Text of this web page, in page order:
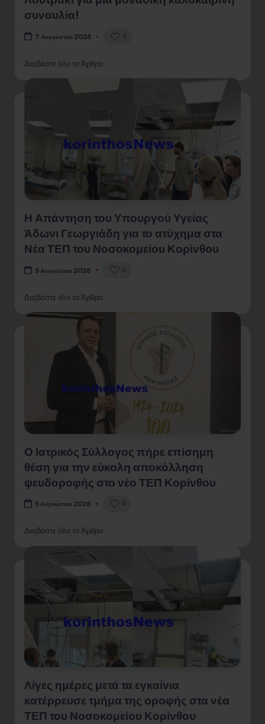
συναυλία!
7 Αυγούστου 2026 0
Διαβάστε όλο το Άρθρο
Η Απάντηση του Υπουργού Υγείας
Άδωνι Γεωργιάδη για το ατύχημα στα
Νέα ΤΕΠ του Νοσοκομείου Κορίνθου
5 Αυγούστου 2026 0
Διαβάστε όλο το Άρθρο
Ο Ιατρικός Σύλλογος πήρε επίσημη
θέση για την εύκολη αποκόλληση
ψευδοροφής στο νέο ΤΕΠ Κορίνθου
5 Αυγούστου 2026 0
Διαβάστε όλο το Άρθρο
Λίγες ημέρες μετά τα εγκαίνια
κατέρρευσε τμήμα της οροφής στα νέα
ΤΕΠ του Νοσοκομείου Κορίνθου